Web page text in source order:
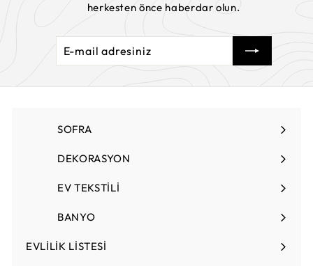
herkesten önce haberdar olun.
SOFRA
Menüyü
DEKORASYON
Menüyü
EV TEKSTİLİ
Menüyü
BANYO
EVLİLİK LİSTESİ
Menüyü